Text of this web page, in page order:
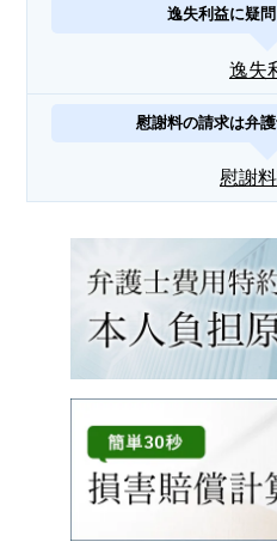
逸失利益に疑
逸失
慰謝料の請求は弁
慰謝